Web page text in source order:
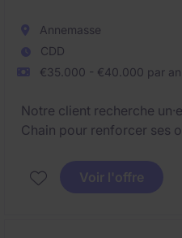
Annemasse
CDD
€35.000 - €40.000 par an
Notre client recherche
Chain pour renforcer ses
d'approvisionnement. le/
Chain contribue à la
Voir l'offre